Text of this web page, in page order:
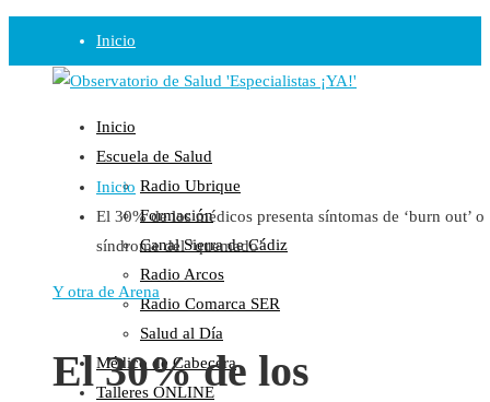
Inicio
Observatorio
Opinión
Radio
Guadalinfo Salud
Radio Guadalete
COPE Pontevedra
Salud en Radio Ubrique
Salud en Verano
Plataforma
Inicio
Escuela de Salud
Radio Ubrique
Formación
Canal Sierra de Cádiz
Radio Arcos
Radio Comarca SER
Salud al Día
Médico de Cabecera
Talleres ONLINE
Inicio
El 30% de los médicos presenta síntomas de ‘burn out’ o
síndrome del ‘quemado’
Y otra de Arena
El 30% de los